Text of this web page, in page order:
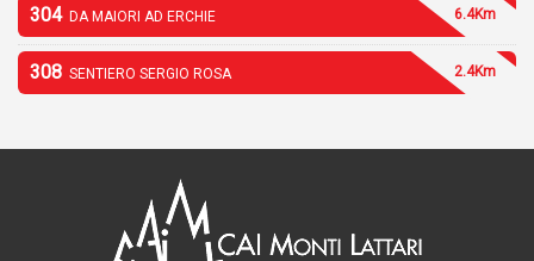
304 DA MAIORI AD ERCHIE 6.4Km
308 SENTIERO SERGIO ROSA 2.4Km